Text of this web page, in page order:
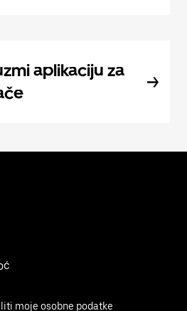
aplikaciju za
moje osobne podatke